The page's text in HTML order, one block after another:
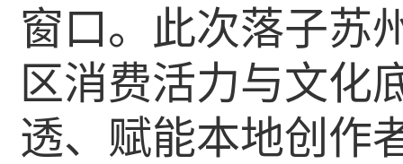
窗口。此次落子苏
区消费活力与文化
透、赋能本地创作